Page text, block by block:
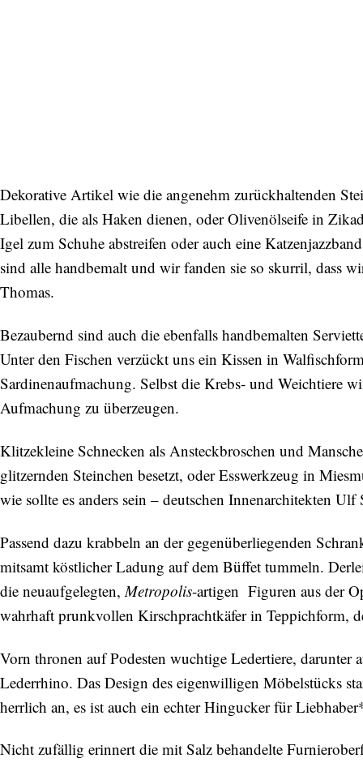
Dekorative Artikel wie die angenehm zurückhaltenden
Libellen, die als Haken dienen, oder Olivenölseife in
Igel zum Schuhe abstreifen oder auch eine
sind alle handbemalt und wir fanden sie so skurril, dass
Thomas.
Bezaubernd sind auch die ebenfalls handbemalten
Unter den Fischen verzückt uns ein Kissen in
Sardinenaufmachung. Selbst die Krebs- und Weichtiere
Aufmachung zu überzeugen.
Klitzekleine Schnecken als Ansteckbroschen und
glitzernden Steinchen besetzt, oder Esswerkzeug in
wie sollte es anders sein – deutschen Innenarchitekten Ulf
Passend dazu krabbeln an der gegenüberliegenden
mitsamt köstlicher Ladung auf dem Büffet tummeln.
die neuaufgelegten, Metropolis-artigen Figuren aus der
wahrhaft prunkvollen Kirschprachtkäfer in Teppichform,
Vorn thronen auf Podesten wuchtige Ledertiere, darunter
Lederrhino. Das Design des eigenwilligen Möbelstücks
herrlich an, es ist auch ein echter Hingucker für
Nicht zufällig erinnert die mit Salz behandelte